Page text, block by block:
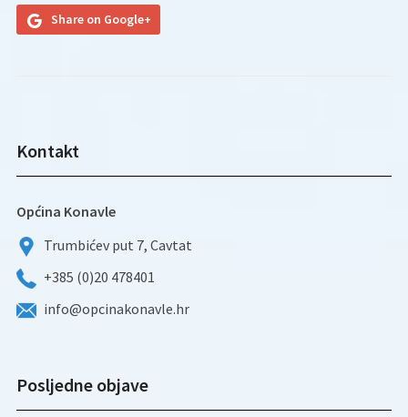
Share on Google+
Kontakt
Općina Konavle
Trumbićev put 7, Cavtat
+385 (0)20 478401
info@opcinakonavle.hr
Posljedne objave